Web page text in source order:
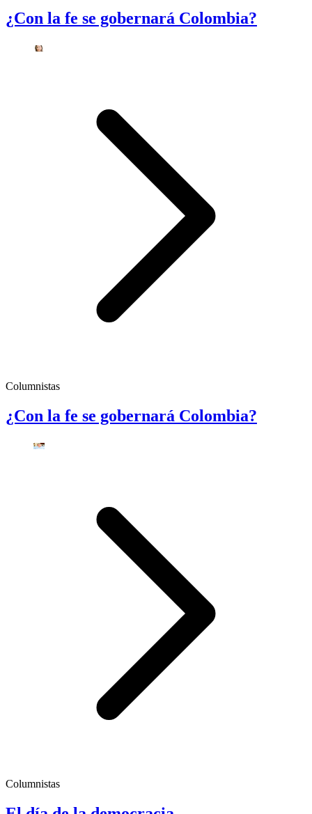
¿Con la fe se gobernará Colombia?
Columnistas
¿Con la fe se gobernará Colombia?
Columnistas